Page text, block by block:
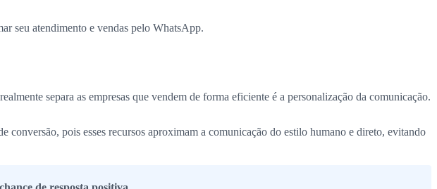
seu atendimento e vendas pelo WhatsApp.
separa as empresas que vendem de forma eficiente é a personalização da comunicação.
conversão, pois esses recursos aproximam a comunicação do estilo humano e direto, evitando